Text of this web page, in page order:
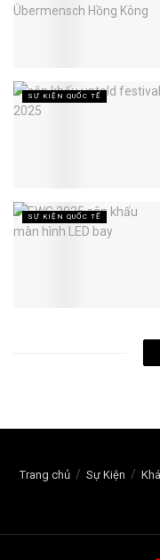
SỰ KIỆN QUỐC TẾ
SỰ KIỆN QUỐC TẾ
Trang chủ Sự Kiện